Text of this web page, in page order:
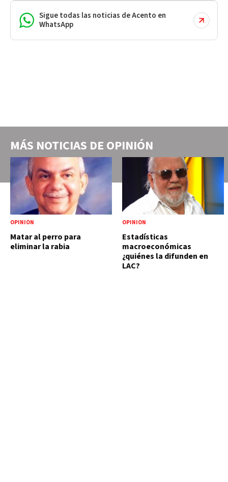
Sigue todas las noticias de Acento en
WhatsApp
MÁS NOTICIAS DE OPINIÓN
OPINIÓN
Matar al perro para
eliminar la rabia
OPINIÓN
Estadísticas
macroeconómicas
¿quiénes la difunden en
LAC?